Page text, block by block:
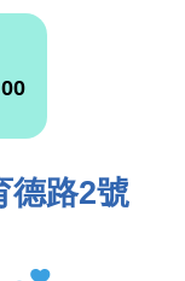
德路2號